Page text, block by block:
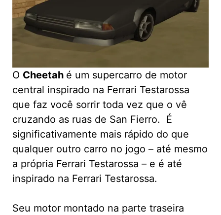
O Cheetah é um supercarro de motor
central inspirado na Ferrari Testarossa
que faz você sorrir toda vez que o vê
cruzando as ruas de San Fierro. É
significativamente mais rápido do que
qualquer outro carro no jogo – até mesmo
a própria Ferrari Testarossa – e é até
inspirado na Ferrari Testarossa.
Seu motor montado na parte traseira